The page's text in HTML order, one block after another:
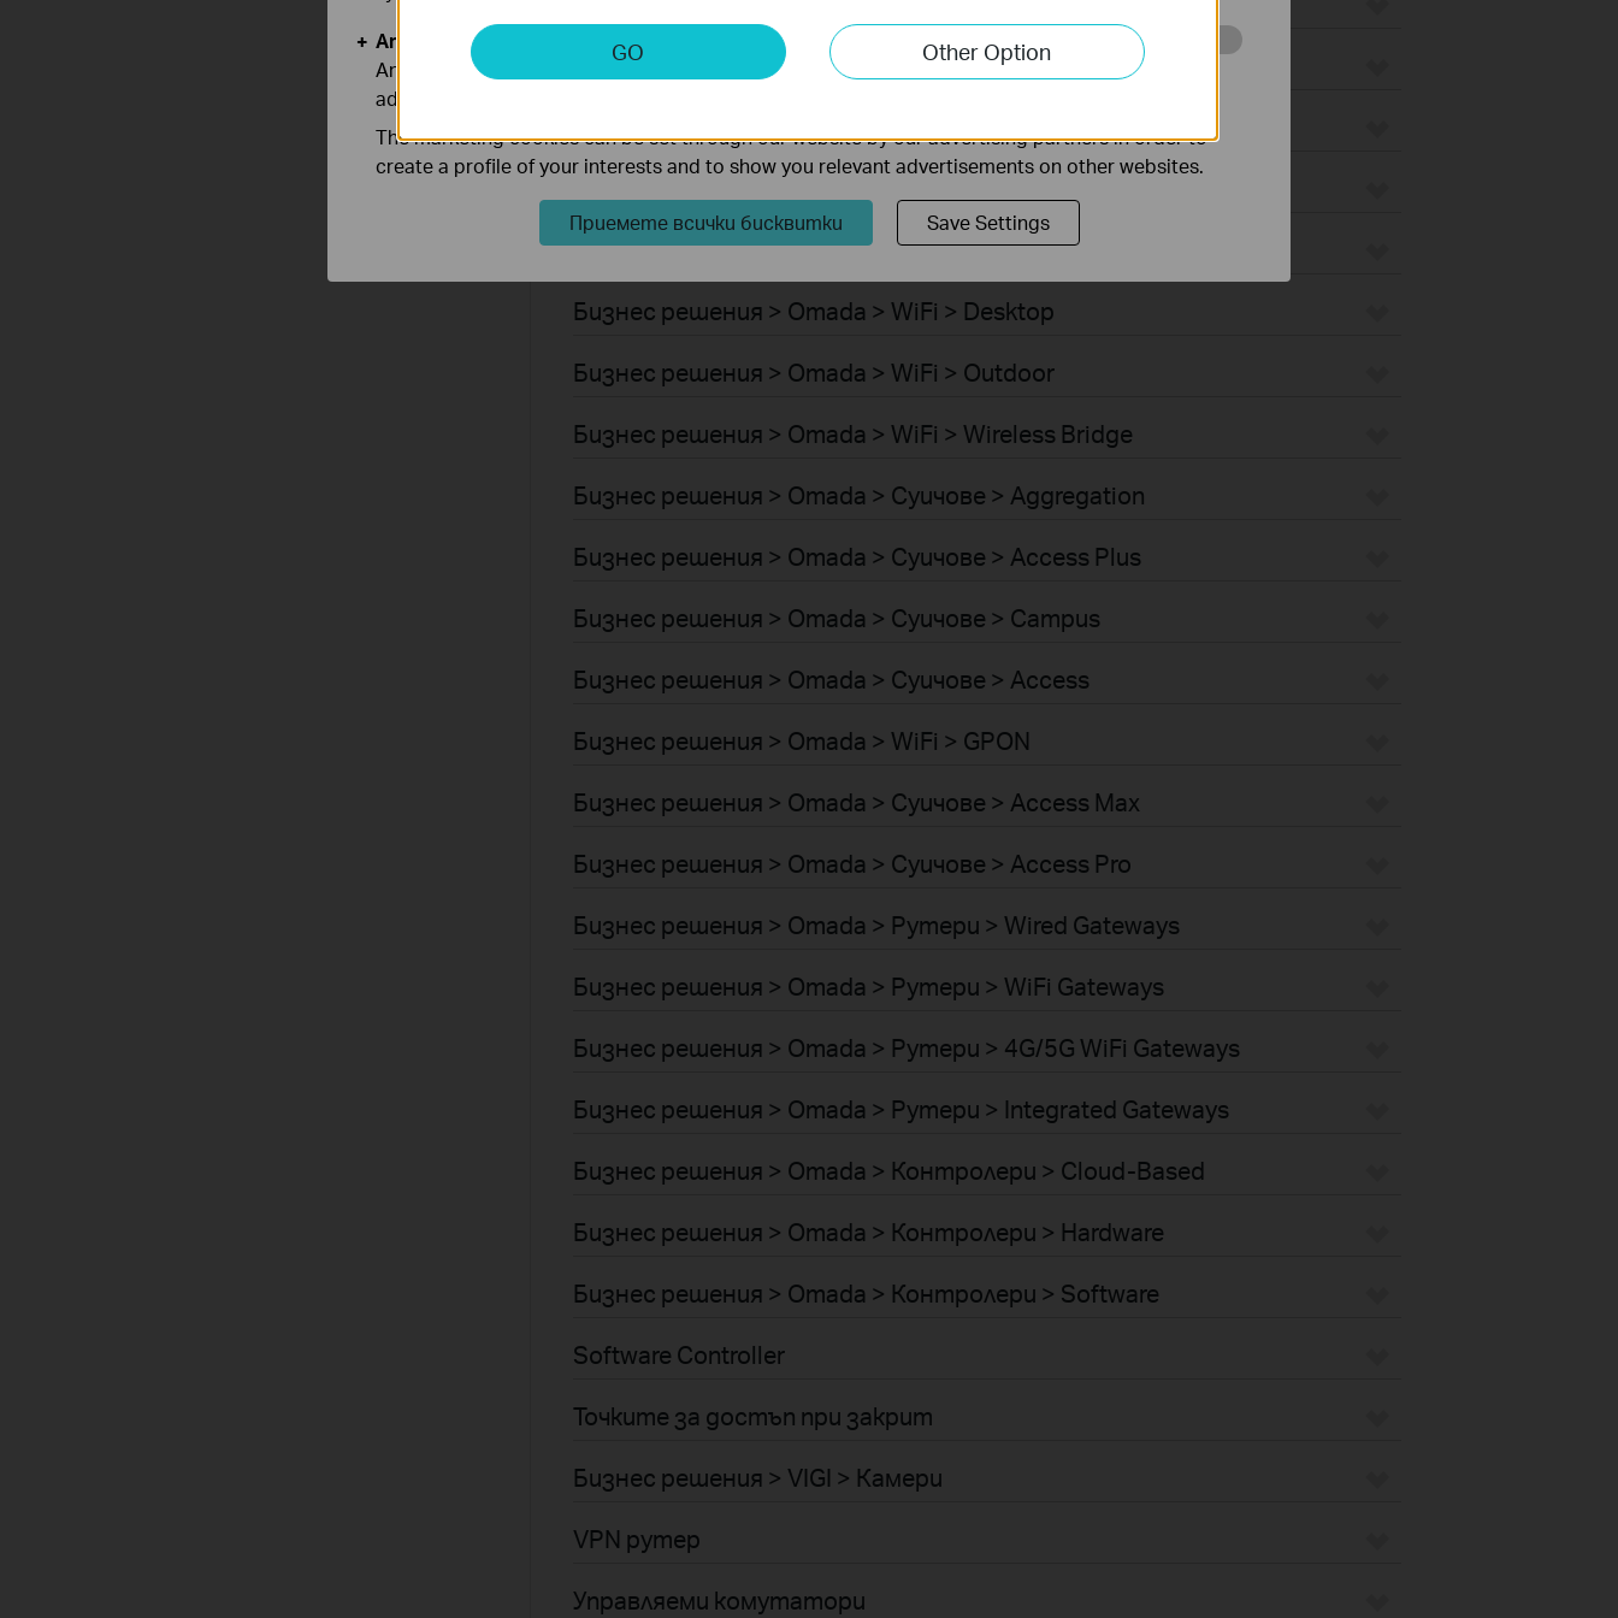
Robot Vacuum Accessories
Бизнес решения > Omada > WiFi > Ceiling Mount
Бизнес решения > Omada > WiFi > Wall Plate
Бизнес решения > Omada > WiFi > Desktop
Бизнес решения > Omada > WiFi > Outdoor
Бизнес решения > Omada > WiFi > Wireless Bridge
Бизнес решения > Omada > Суичове > Aggregation
Бизнес решения > Omada > Суичове > Access Plus
Бизнес решения > Omada > Суичове > Campus
Бизнес решения > Omada > Суичове > Access
Бизнес решения > Omada > WiFi > GPON
Бизнес решения > Omada > Суичове > Access Max
Бизнес решения > Omada > Суичове > Access Pro
Бизнес решения > Omada > Рутери > Wired Gateways
Бизнес решения > Omada > Рутери > WiFi Gateways
Бизнес решения > Omada > Рутери > 4G/5G WiFi Gateways
Бизнес решения > Omada > Рутери > Integrated Gateways
Бизнес решения > Omada > Контролери > Cloud-Based
Бизнес решения > Omada > Контролери > Hardware
Бизнес решения > Omada > Контролери > Software
Software Controller
Точките за достъп при закрит
Бизнес решения > VIGI > Камери
VPN рутер
Управляеми комутатори
GO Other Option
Analysis and Marketing Cookies
Analysis cookies enable us to analyze your activities on our website in order to improve and
adapt the functionality of our website.
The marketing cookies can be set through our website by our advertising partners in order to
create a profile of your interests and to show you relevant advertisements on other websites.
Приемете всички бисквитки Save Settings